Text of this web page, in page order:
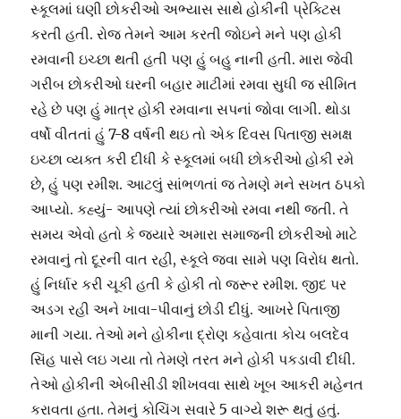
સ્કૂલમાં ઘણી છોકરીઓ અભ્યાસ સાથે હોકીની પ્રેક્ટિસ
કરતી હતી. રોજ તેમને આમ કરતી જોઇને મને પણ હોકી
રમવાની ઇચ્છા થતી હતી પણ હું બહુ નાની હતી. મારા જેવી
ગરીબ છોકરીઓ ઘરની બહાર માટીમાં રમવા સુધી જ સીમિત
રહે છે પણ હું માત્ર હોકી રમવાના સપનાં જોવા લાગી. થોડા
વર્ષો વીતતાં હું 7-8 વર્ષની થઇ તો એક દિવસ પિતાજી સમક્ષ
ઇચ્છા વ્યક્ત કરી દીધી કે સ્કૂલમાં બધી છોકરીઓ હોકી રમે
છે, હું પણ રમીશ. આટલું સાંભળતાં જ તેમણે મને સખત ઠપકો
આપ્યો. કહ્યું- આપણે ત્યાં છોકરીઓ રમવા નથી જતી. તે
સમય એવો હતો કે જ્યારે અમારા સમાજની છોકરીઓ માટે
રમવાનું તો દૂરની વાત રહી, સ્કૂલે જવા સામે પણ વિરોધ થતો.
હું નિર્ધાર કરી ચૂકી હતી કે હોકી તો જરૂર રમીશ. જીદ પર
અડગ રહી અને ખાવા-પીવાનું છોડી દીધું. આખરે પિતાજી
માની ગયા. તેઓ મને હોકીના દ્રોણ કહેવાતા કોચ બલદેવ
સિંહ પાસે લઇ ગયા તો તેમણે તરત મને હોકી પકડાવી દીધી.
તેઓ હોકીની એબીસીડી શીખવવા સાથે ખૂબ આકરી મહેનત
કરાવતા હતા. તેમનું કોચિંગ સવારે 5 વાગ્યે શરૂ થતું હતું.